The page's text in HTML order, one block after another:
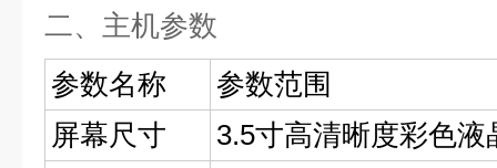
二、主机参数
参数名称
参数范围
屏幕尺寸
3.5寸高清晰度彩色液